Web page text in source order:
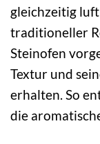
gleichzeitig
traditioneller
Steinofen
Textur und
erhalten. So
die